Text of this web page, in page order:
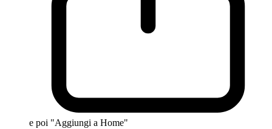
e poi "Aggiungi a Home"